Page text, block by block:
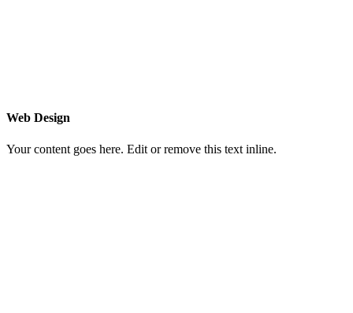
Web Design
Your content goes here. Edit or remove this text inline.